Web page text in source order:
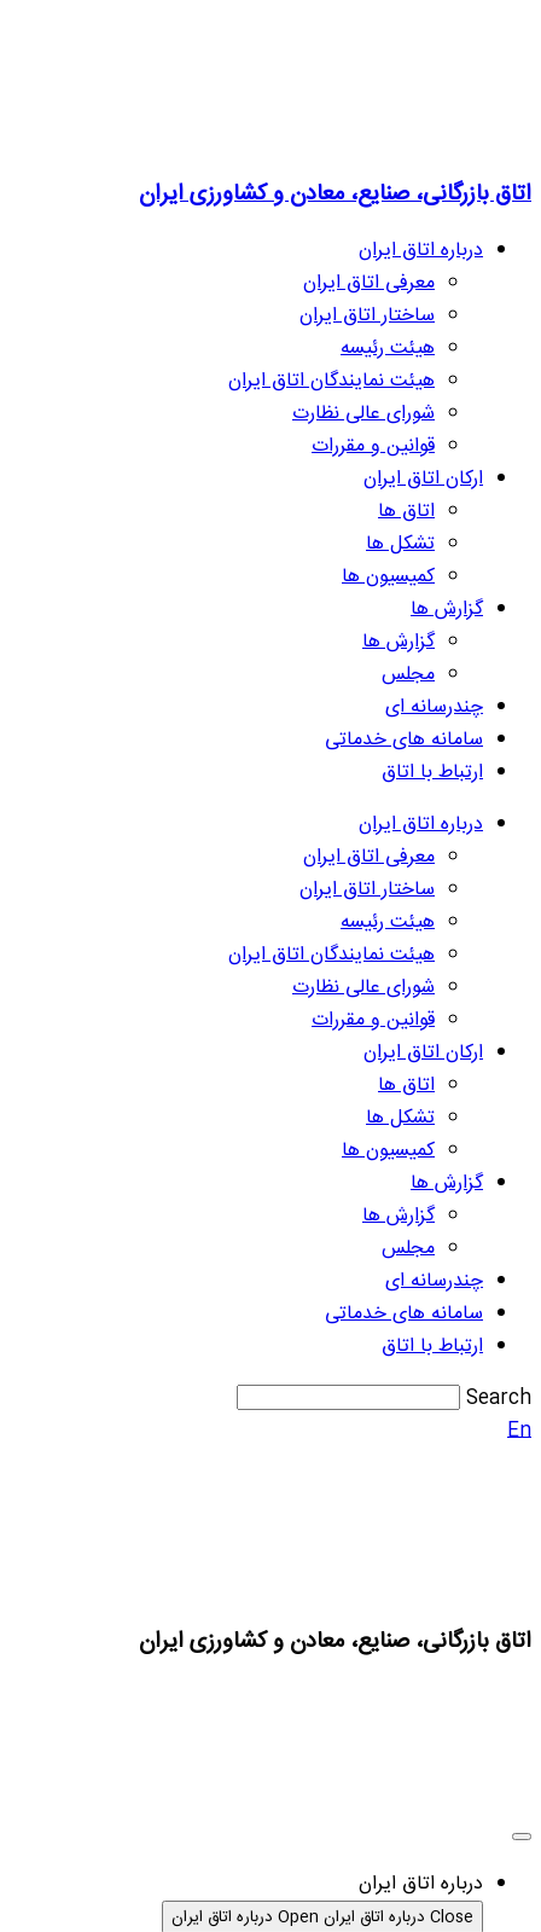
اتاق بازرگانی، صنایع، معادن و کشاورزی ایران
درباره اتاق ایران
معرفی اتاق ایران
ساختار اتاق ایران
هیئت رئیسه
هیئت نمایندگان اتاق ایران
شورای عالی نظارت
قوانین و مقررات
ارکان اتاق ایران
اتاق ها
تشکل ها
کمیسیون ها
گزارش ها
گزارش ها
مجلس
چندرسانه ای
سامانه های خدماتی
ارتباط با اتاق
درباره اتاق ایران
معرفی اتاق ایران
ساختار اتاق ایران
هیئت رئیسه
هیئت نمایندگان اتاق ایران
شورای عالی نظارت
قوانین و مقررات
ارکان اتاق ایران
اتاق ها
تشکل ها
کمیسیون ها
گزارش ها
گزارش ها
مجلس
چندرسانه ای
سامانه های خدماتی
ارتباط با اتاق
Search
En
اتاق بازرگانی، صنایع، معادن و کشاورزی ایران
درباره اتاق ایران
Close درباره اتاق ایران Open درباره اتاق ایران